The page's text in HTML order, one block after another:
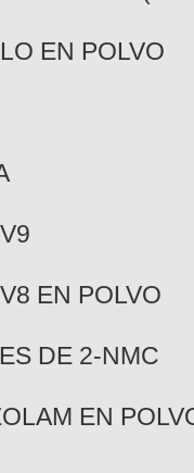
EN POLVO
EN POLVO
DE 2-NMC
EN